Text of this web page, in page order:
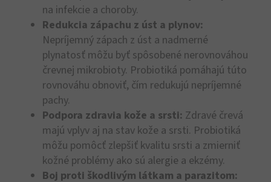
na infekcie a choroby.
Redukcia zápachu z úst a plynov:
Nepríjemný zápach z úst a nadmerné
plynatosť môžu byť spôsobené nerovnováhou
črevnej mikrobioty. Probiotiká pomáhajú túto
rovnováhu obnoviť, čím redukujú nepríjemné
pachy.
Podpora zdravia kože a srsti: Zdravé črevá
majú vplyv aj na stav kože a srsti. Probiotiká
môžu pomôcť zlepšiť kvalitu srsti a zmierniť
kožné problémy ako sú alergie a ekzémy.
Boj proti škodlivým látkam a parazitom: